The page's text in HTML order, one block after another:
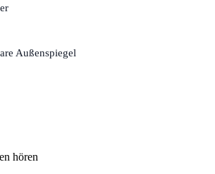
Außenspiegel
hören